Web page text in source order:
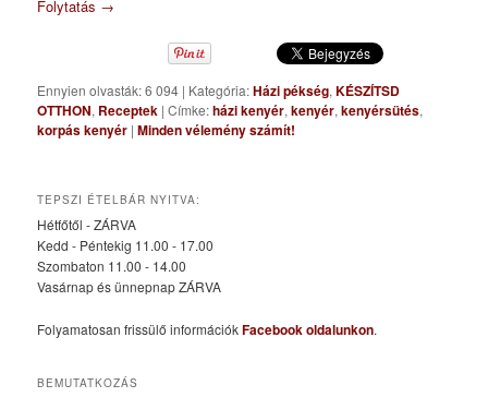
Folytatás →
Ennyien olvasták: 6 094 | Kategória:Házi pékség,KÉSZÍTSD
OTTHON, Receptek |Címke:házi kenyér,kenyér,kenyérsütés,
korpás kenyér |Minden vélemény számít!
TEPSZI ÉTELBÁR NYITVA:
Hétfőtől - ZÁRVA
Kedd - Péntekig 11.00 - 17.00
Szombaton 11.00 - 14.00
Vasárnap és ünnepnap ZÁRVA
Folyamatosan frissülő információkFacebook oldalunkon.
BEMUTATKOZÁS